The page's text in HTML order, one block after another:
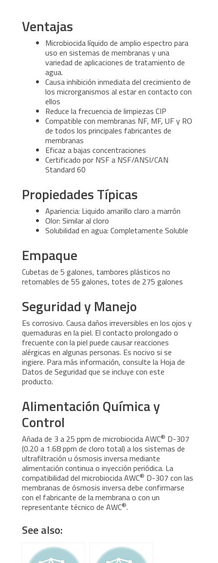
Ventajas
Microbiocida líquido de amplio espectro para
uso en sistemas de membranas y una
variedad de aplicaciones de tratamiento de
agua.
Causa inhibición inmediata del crecimiento de
los microrganismos al estar en contacto con
ellos
Reduce la frecuencia de limpiezas CIP
Compatible con membranas NF, MF, UF y RO
de todos los principales fabricantes de
membranas
Eficaz a bajas concentraciones
Certificado por NSF a NSF/ANSI/CAN
Standard 60
Propiedades Típicas
Apariencia: Liquido amarillo claro a marrón
Olor: Similar al cloro
Solubilidad en agua: Completamente Soluble
Empaque
Cubetas de 5 galones, tambores plásticos no
retornables de 55 galones, totes de 275 galones
Seguridad y Manejo
Es corrosivo. Causa daños irreversibles en los ojos y
quemaduras en la piel. El contacto prolongado o
frecuente con la piel puede causar reacciones
alérgicas en algunas personas. Es nocivo si se
ingiere. Para más información, consulte la Hoja de
Datos de Seguridad que se incluye con este
producto.
Alimentación Química y
Control
Añada de 3 a 25 ppm de microbiocida AWC® D-307
(0.20 a 1.68 ppm de cloro total) a los sistemas de
ultrafiltración u ósmosis inversa mediante
alimentación continua o inyección periódica. La
compatibilidad del microbiocida AWC® D-307 con las
membranas de ósmosis inversa debe confirmarse
con el fabricante de la membrana o con un
representante técnico de AWC®.
See also: